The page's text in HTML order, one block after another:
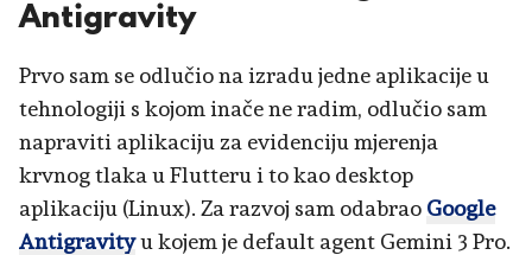
Antigravity
Prvo sam se odlučio na izradu jedne aplikacije u
tehnologiji s kojom inače ne radim, odlučio sam
napraviti aplikaciju za evidenciju mjerenja
krvnog tlaka u Flutteru i to kao desktop
aplikaciju (Linux). Za razvoj sam odabrao Google
Antigravityu kojem je default agent Gemini 3 Pro.